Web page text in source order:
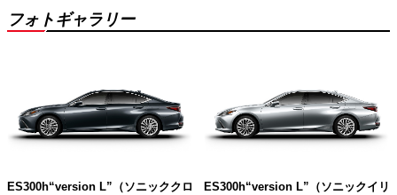
フォトギャラリー
ES300h“version L”（ソニッククロ
ES300h“version L”（ソニックイリ